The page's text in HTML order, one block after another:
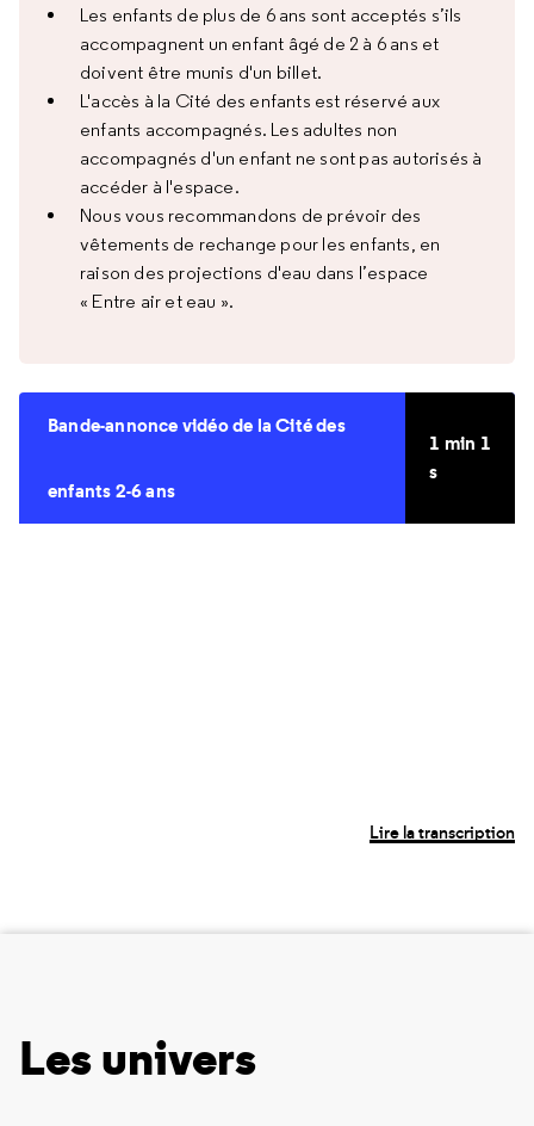
Les enfants de plus de 6 ans sont acceptés s’ils
accompagnent un enfant âgé de 2 à 6 ans et
doivent être munis d'un billet.
L'accès à la Cité des enfants est réservé aux
enfants accompagnés. Les adultes non
accompagnés d'un enfant ne sont pas autorisés à
accéder à l'espace.
Nous vous recommandons de prévoir des
vêtements de rechange pour les enfants, en
raison des projections d'eau dans l’espace
« Entre air et eau ».
Bande-annonce vidéo de la Cité des
enfants 2-6 ans
1 min 1
s
Lire la transcription
Les univers